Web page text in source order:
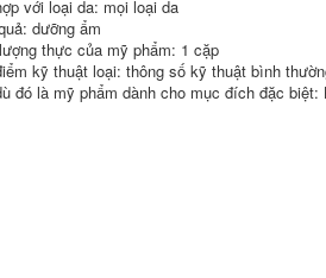
vàng mắt mịn
dưỡng da vùng
Vòng tròn chiến đấu
với loại da: mọi loại da
dưỡng ẩm
thực của mỹ phẩm: 1 cặp
kỹ thuật loại: thông số kỹ thuật bình
đó là mỹ phẩm dành cho mục đích đặc biệt: